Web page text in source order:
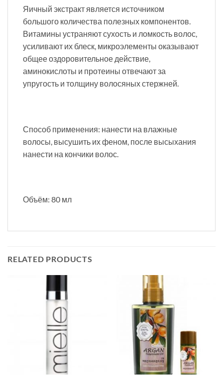
Яичный экстракт является источником
большого количества полезных компонентов.
Витамины устраняют сухость и ломкость волос,
усиливают их блеск, микроэлементы оказывают
общее оздоровительное действие,
аминокислоты и протеины отвечают за
упругость и толщину волосяных стержней.
Способ применения: нанести на влажные
волосы, высушить их феном, после высыхания
нанести на кончики волос.
Объём: 80 мл
RELATED PRODUCTS